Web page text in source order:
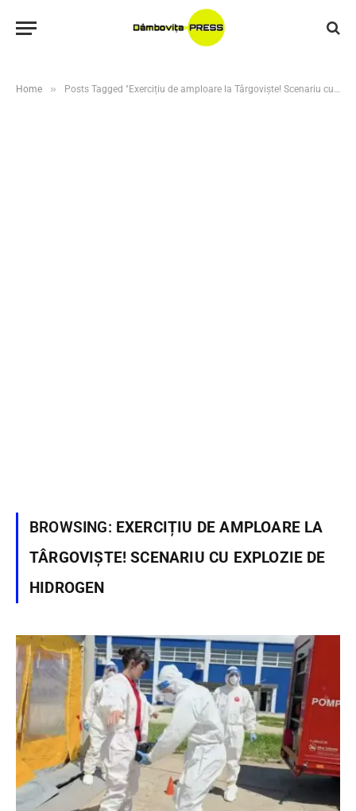
Home » Posts Tagged "Exercițiu de amploare la Târgoviște! Scenariu cu explozie de hidrogen"
BROWSING: EXERCIȚIU DE AMPLOARE LA
TÂRGOVIȘTE! SCENARIU CU EXPLOZIE DE
HIDROGEN